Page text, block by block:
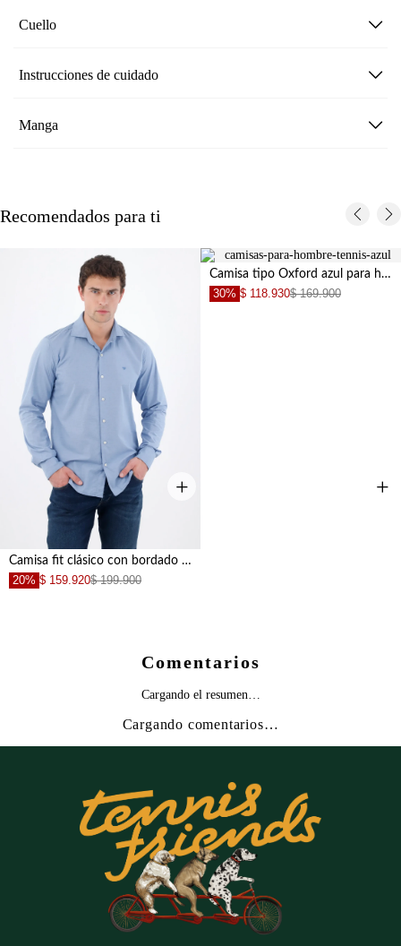
Cuello
Instrucciones de cuidado
Manga
Recomendados para ti
+
Camisa fit clásico con bordado en algodón azul para hombre
20% $ 159.920$ 199.900
+
Camisa tipo Oxford azul para hombre
30% $ 118.930$ 169.900
Comentarios
Cargando el resumen…
Cargando comentarios…